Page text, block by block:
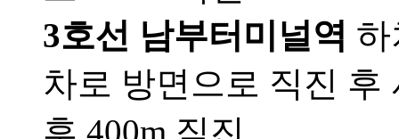
3호선 남부터미널역
차로 방면으로 직진 후
후 400m 직진